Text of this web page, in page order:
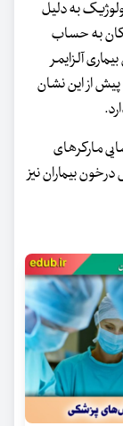
به‌ دلیل
به حساب
آلزایمر
از این نشان
مارکرهای
بیماران نیز